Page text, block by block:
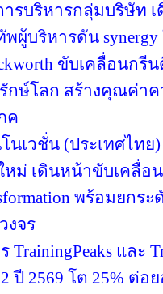
ารบริหารกลุ่มบริษัท
ผู้บริหารดัน synergy
ขับเคลื่อนก
กษ์โลก สร้างคุณค่า
ค
เวชั่น (ประเทศไทย)
ม่ เดินหน้าขับเคลื่อ
พร้อมย
งจร
และ
ปี 2569 โต 25% ต่